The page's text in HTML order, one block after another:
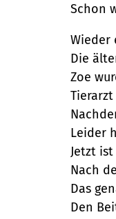
Schon
Wieder
Die
Zoe
Leider
Jetzt
Nach
Das
Den